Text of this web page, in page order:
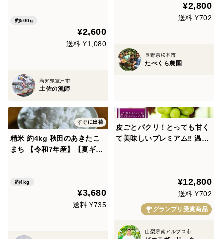
約500g
¥2,600
送料 ¥1,080
高知県室戸市
土佐の漁師
¥2,800
送料 ¥702
長野県松本市
たべくら農園
すぐに出荷
精米 約4kg 秋田のあきたこ
まち 【令和7年産】【夏ギフ
約4kg
¥3,680
送料 ¥735
皮ごとパクリ！とっても甘く
て美味しいプレミアム‼ 温室
ト】【贈答品】【特秀品】
¥12,800
送料 ¥702
グランプリ受賞商品
山梨県南アルプス市